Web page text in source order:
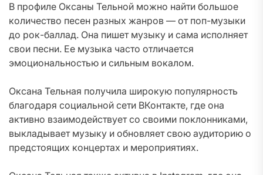
В профиле Оксаны Тельной можно найти большое
количество песен разных жанров — от поп-музыки
до рок-баллад. Она пишет музыку и сама исполняет
свои песни. Ее музыка часто отличается
эмоциональностью и сильным вокалом.
Оксана Тельная получила широкую популярность
благодаря социальной сети ВКонтакте, где она
активно взаимодействует со своими поклонниками,
выкладывает музыку и обновляет свою аудиторию о
предстоящих концертах и мероприятиях.